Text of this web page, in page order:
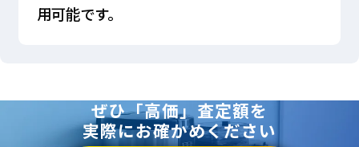
用可能です。
ぜひ「高価」査定額を
実際にお確かめください